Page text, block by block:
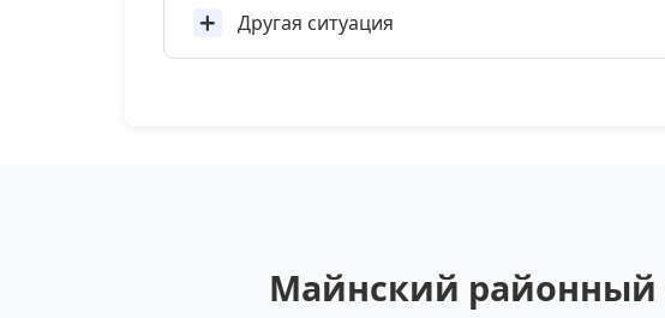
Другая ситуация
Майнский районный